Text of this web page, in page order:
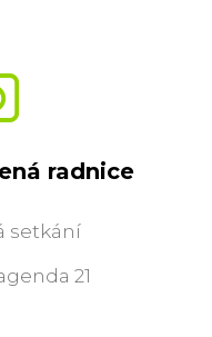
radnice
setkání
21